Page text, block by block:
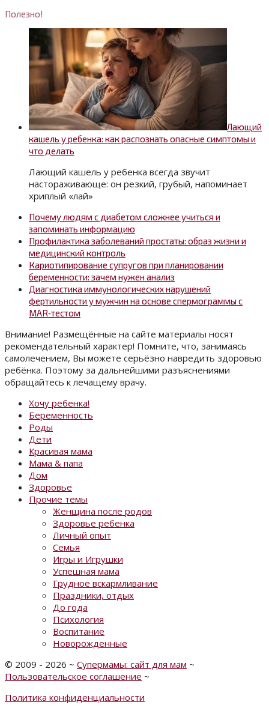
Полезно!
Лающий
кашель у ребенка: как распознать опасные симптомы и
что делать
Лающий кашель у ребенка всегда звучит
настораживающе: он резкий, грубый, напоминает
хриплый «лай»
Почему людям с диабетом сложнее учиться и
запоминать информацию
Профилактика заболеваний простаты: образ жизни и
медицинский контроль
Кариотипирование супругов при планировании
беременности: зачем нужен анализ
Диагностика иммунологических нарушений
фертильности у мужчин на основе спермограммы с
MAR‑тестом
Внимание! Размещённые на сайте материалы носят
рекомендательный характер! Помните, что, занимаясь
самолечением, Вы можете серьёзно навредить здоровью
ребёнка. Поэтому за дальнейшими разъяснениями
обращайтесь к лечащему врачу.
Хочу ребенка!
Беременность
Роды
Дети
Красивая мама
Мама & папа
Дом
Здоровье
Прочие темы
Женщина после родов
Здоровье ребенка
Личный опыт
Семья
Игры и Игрушки
Успешная мама
Грудное вскармливание
Праздники, отдых
До года
Психология
Воспитание
Новорожденные
© 2009 - 2026 ~ Супермамы: сайт для мам ~
Пользовательское соглашение ~
Политика конфиденциальности